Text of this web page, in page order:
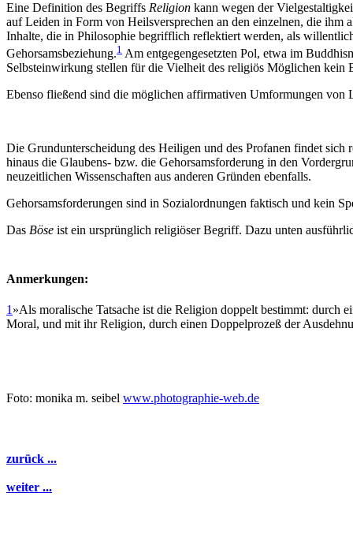
Eine Definition des Begriffs Religion kann wegen der
auf Leiden in Form von Heilsversprechen an den einzelnen, die ihm
Inhalte, die in Philosophie begrifflich reflektiert werden, als
Gehorsamsbeziehung.1 Am entgegengesetzten Pol, etwa im
Selbsteinwirkung stellen für die Vielheit des religiös Möglichen kein
Ebenso fließend sind die möglichen affirmativen Umformungen
Die Grundunterscheidung des Heiligen und des Profanen findet
hinaus die Glaubens- bzw. die Gehorsamsforderung in den
neuzeitlichen Wissenschaften aus anderen Gründen ebenfalls.
Gehorsamsforderungen sind in Sozialordnungen faktisch und kein
Das Böse ist ein ursprünglich religiöser Begriff. Dazu unten
Anmerkungen:
1 »Als moralische Tatsache ist die Religion doppelt bestimmt: durch
Moral, und mit ihr Religion, durch einen Doppelprozeß der
Foto: monika m. seibel www.photographie-web.de
zurück ...
weiter ...